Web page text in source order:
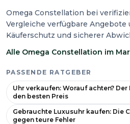
Omega Constellation bei
Vergleiche verfügbare Angebote
Käuferschutz und sicherer
Alle Omega Constellation im
PASSENDE RATGEBER
Uhr verkaufen: Worauf achten?
den besten Preis
Gebrauchte Luxusuhr kaufen: Die
gegen teure Fehler